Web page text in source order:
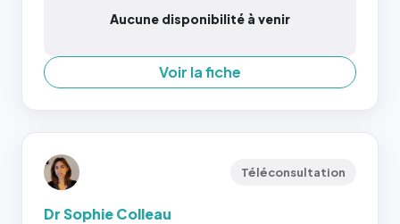
Aucune disponibilité à venir
Voir la fiche
Téléconsultation
Dr Sophie Colleau